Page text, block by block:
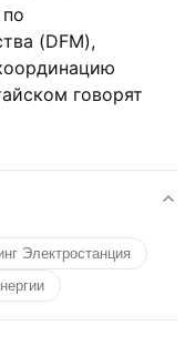
(DFM),
говорят
Электростанция